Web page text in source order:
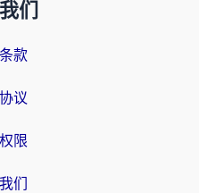
们
款
议
限
们